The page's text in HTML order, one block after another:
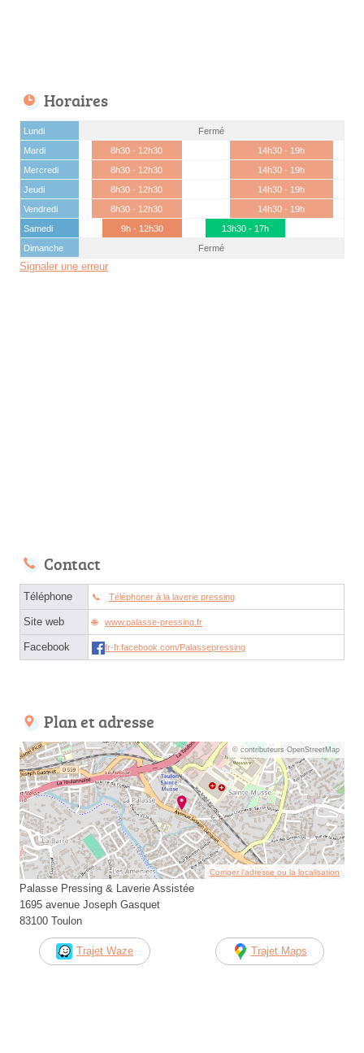
Horaires
Lundi
Fermé
Mardi
8h30 - 12h30
14h30 - 19h
Mercredi
8h30 - 12h30
14h30 - 19h
Jeudi
8h30 - 12h30
14h30 - 19h
Vendredi
8h30 - 12h30
14h30 - 19h
Samedi
9h - 12h30
13h30 - 17h
Dimanche
Fermé
Signaler une erreur
Contact
Téléphone Téléphoner à la laverie pressing
Site web www.palasse-pressing.fr
Facebook fr-fr.facebook.com/Palassepressing
Plan et adresse
© contributeurs OpenStreetMap
Corriger l’adresse ou la localisation
Palasse Pressing & Laverie Assistée
1695 avenue Joseph Gasquet
83100 Toulon
Trajet Waze Trajet Maps